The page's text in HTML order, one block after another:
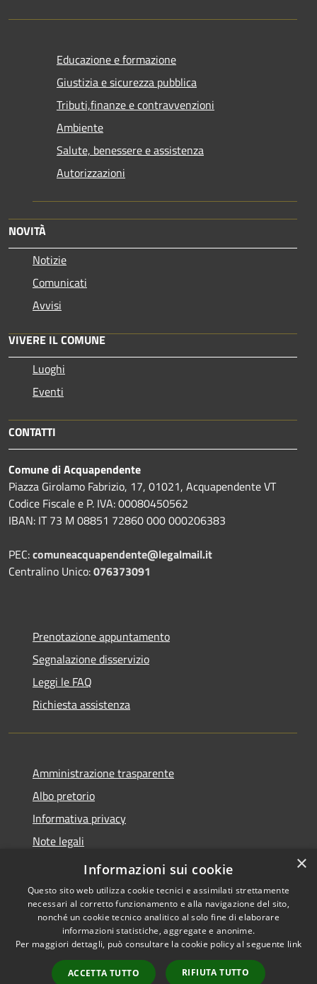
Educazione e formazione
Giustizia e sicurezza pubblica
Tributi,finanze e contravvenzioni
Ambiente
Salute, benessere e assistenza
Autorizzazioni
NOVITÀ
Notizie
Comunicati
Avvisi
VIVERE IL COMUNE
Luoghi
Eventi
CONTATTI
Comune di Acquapendente
Piazza Girolamo Fabrizio, 17, 01021, Acquapendente VT
Codice Fiscale e P. IVA: 00080450562
IBAN: IT 73 M 08851 72860 000 000206383
PEC:comuneacquapendente@legalmail.it
Centralino Unico:076373091
Prenotazione appuntamento
Segnalazione disservizio
Leggi le FAQ
Richiesta assistenza
Amministrazione trasparente
Albo pretorio
Informativa privacy
Note legali
Dichiarazione di accessibilità
Accessibilità
Copyright © 2026 • Comune di
Acquapendente • Powered by
Municipium•
Accesso
×
Informazioni sui cookie
Questo sito web utilizza cookie tecnici e assimilati strettamente
necessari al corretto funzionamento e alla navigazione del sito,
nonché un cookie tecnico analitico al solo fine di elaborare
informazioni statistiche, aggregate e anonime.
Per maggiori dettagli, può consultare la cookie policy al seguente link
ACCETTA TUTTO RIFIUTA TUTTO